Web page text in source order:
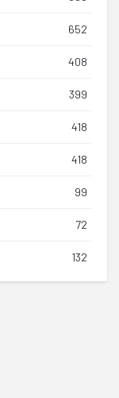
652
408
399
418
418
99
72
132